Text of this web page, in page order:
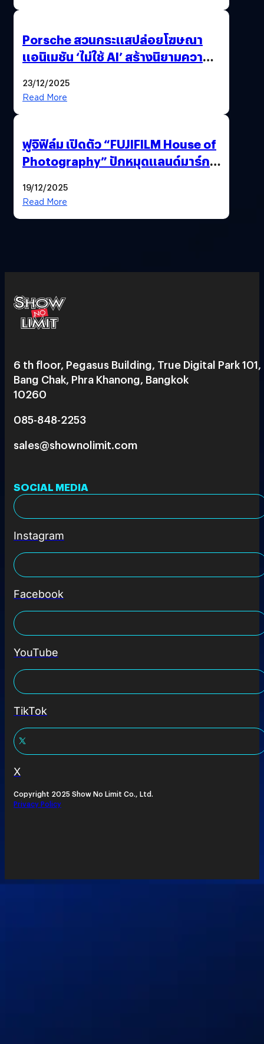
Porsche สวนกระแสปล่อยโฆษณา
แอนิเมชัน ‘ไม่ใช้ AI’ สร้างนิยามความ
23/12/2025
Read More
ฟูจิฟิล์ม เปิดตัว “FUJIFILM House of
Photography” ปักหมุดแลนด์มาร์ก
19/12/2025
Read More
6 th floor, Pegasus Building, True Digital Park 101,
Bang Chak, Phra Khanong, Bangkok
10260
085-848-2253
sales@shownolimit.com
SOCIAL MEDIA
Instagram
Facebook
YouTube
TikTok
X
Copyright 2025 Show No Limit Co., Ltd.
Privacy Policy